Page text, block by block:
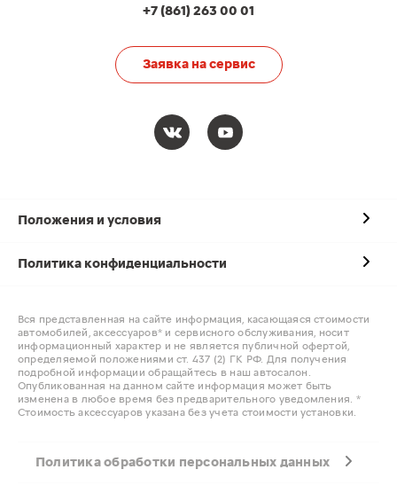
+7 (861) 263 00 01
Заявка на сервис
Положения и условия
Политика конфиденциальности
Вся представленная на сайте информация, касающаяся стоимости
автомобилей, аксессуаров* и сервисного обслуживания, носит
информационный характер и не является публичной офертой,
определяемой положениями ст. 437 (2) ГК РФ. Для получения
подробной информации обращайтесь в наш автосалон.
Опубликованная на данном сайте информация может быть
изменена в любое время без предварительного уведомления. *
Стоимость аксессуаров указана без учета стоимости установки.
Политика обработки персональных данных